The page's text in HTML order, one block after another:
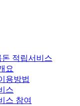
돈 적립서비스
요
용방법
스
스 참여